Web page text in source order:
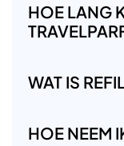
HOE LANG
WAT IS
HOE NEEM